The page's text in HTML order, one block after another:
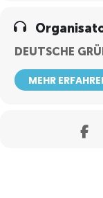
DEUTSCHE
MEHR